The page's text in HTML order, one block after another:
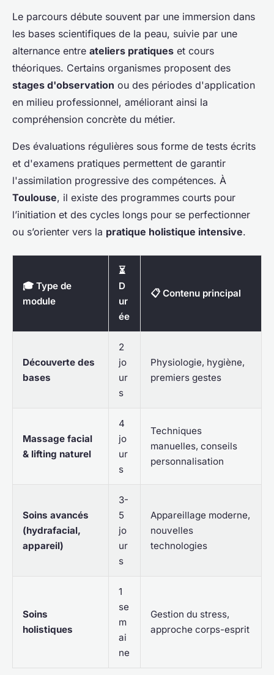
Le parcours débute souvent par une immersion dans
les bases scientifiques de la peau, suivie par une
alternance entre ateliers pratiques et cours
théoriques. Certains organismes proposent des
stages d'observation ou des périodes d'application
en milieu professionnel, améliorant ainsi la
compréhension concrète du métier.
Des évaluations régulières sous forme de tests écrits
et d'examens pratiques permettent de garantir
l'assimilation progressive des compétences. À
Toulouse, il existe des programmes courts pour
l’initiation et des cycles longs pour se perfectionner
ou s’orienter vers la pratique holistique intensive.
🎓 Type de
module
⏳
D
ur
ée
📋 Contenu principal
Découverte des
bases
2
jo
ur
s
Physiologie, hygiène,
premiers gestes
Massage facial
& lifting naturel
4
jo
ur
s
Techniques
manuelles, conseils
personnalisation
Soins avancés
(hydrafacial,
appareil)
3-
5
jo
ur
s
Appareillage moderne,
nouvelles
technologies
Soins
holistiques
1
se
m
ai
ne
Gestion du stress,
approche corps-esprit